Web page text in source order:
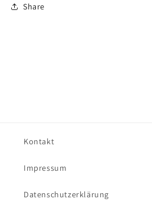
Share
Kontakt
Impressum
Datenschutzerklärung